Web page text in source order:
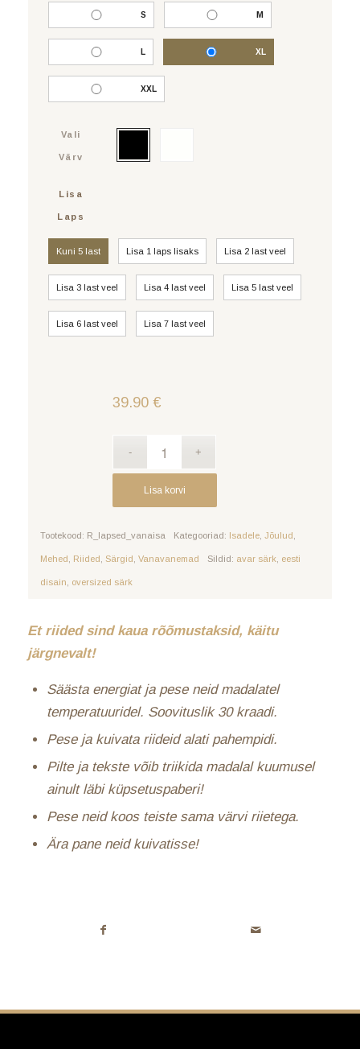
S M
L XL
XXL
Vali
Värv
Lisa
Laps
Kuni 5 last Lisa 1 laps lisaks Lisa 2 last veel
Lisa 3 last veel Lisa 4 last veel Lisa 5 last veel
Lisa 6 last veel Lisa 7 last veel
39.90 €
Lisa korvi
Tootekood: R_lapsed_vanaisa Kategooriad: Isadele, Jõulud
Mehed Riided Särgid Vanavanemad Sildid: avar särk, eesti
disain oversized särk
Et riided sind kaua rõõmustaksid, käitu
järgnevalt!
Säästa energiat ja pese neid madalatel
temperatuuridel. Soovituslik 30 kraadi.
Pese ja kuivata riideid alati pahempidi.
Pilte ja tekste võib triikida madalal kuumusel
ainult läbi küpsetuspaberi!
Pese neid koos teiste sama värvi riietega.
Ära pane neid kuivatisse!